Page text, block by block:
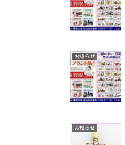
お知らせ
お知らせ